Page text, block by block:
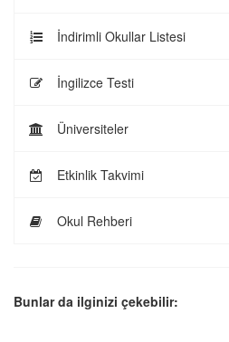
İndirimli Okullar Listesi
İngilizce Testi
Üniversiteler
Etkinlik Takvimi
Okul Rehberi
Bunlar da ilginizi çekebilir: